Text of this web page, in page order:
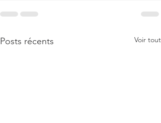
Posts récents Voir tout